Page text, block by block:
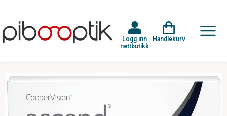
Logg inn
nettbutikk
Handlekurv